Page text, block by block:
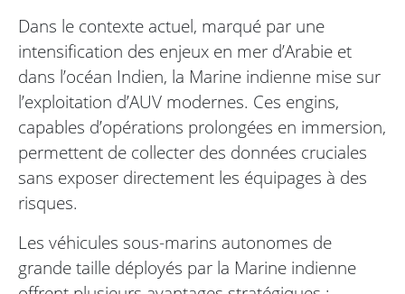
Dans le contexte actuel, marqué par une
intensification des enjeux en mer d’Arabie et
dans l’océan Indien, la Marine indienne mise sur
l’exploitation d’AUV modernes. Ces engins,
capables d’opérations prolongées en immersion,
permettent de collecter des données cruciales
sans exposer directement les équipages à des
risques.
Les véhicules sous-marins autonomes de
grande taille déployés par la Marine indienne